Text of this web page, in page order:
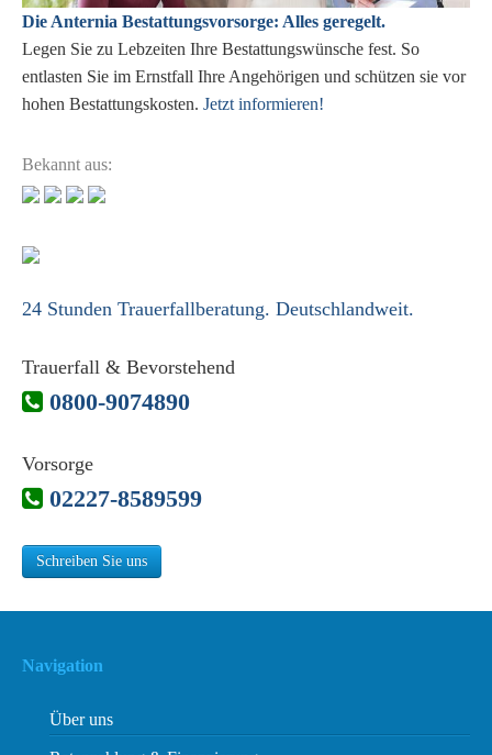
Die Anternia Bestattungsvorsorge: Alles geregelt.
Legen Sie zu Lebzeiten Ihre Bestattungswünsche fest. So
entlasten Sie im Ernstfall Ihre Angehörigen und schützen sie vor
hohen Bestattungskosten. Jetzt informieren!
Bekannt aus:
24 Stunden Trauerfallberatung. Deutschlandweit.
Trauerfall & Bevorstehend
0800-9074890
Vorsorge
02227-8589599
Schreiben Sie uns
Navigation
Über uns